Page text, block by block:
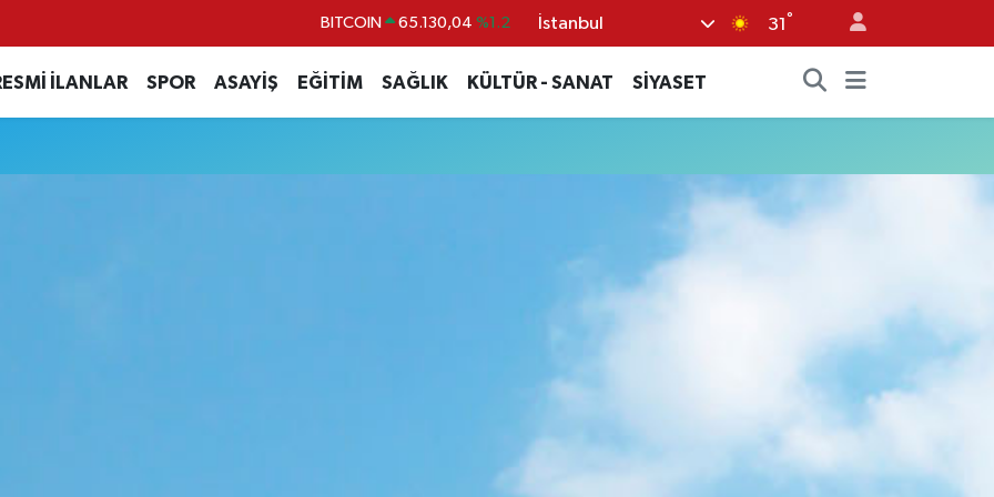
BITCOIN 65.130,04 %1.2 İstanbul 31 °
İLANLAR SPOR ASAYİŞ EĞİTİM SAĞLIK KÜLTÜR - SANAT SİYASET